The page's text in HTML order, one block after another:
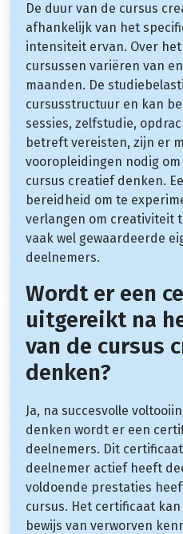
De duur van de cursus
afhankelijk van het
intensiteit ervan. Over
cursussen variëren van
maanden. De
cursusstructuur en kan
sessies, zelfstudie,
betreft vereisten, zijn er
vooropleidingen nodig
cursus creatief denken.
bereidheid om te
verlangen om creativiteit
vaak wel gewaardeerde
deelnemers.
Wordt er een
uitgereikt na
van de cursus
denken?
Ja, na succesvolle
denken wordt er een
deelnemers. Dit
deelnemer actief heeft
voldoende prestaties
cursus. Het certificaat
bewijs van verworven